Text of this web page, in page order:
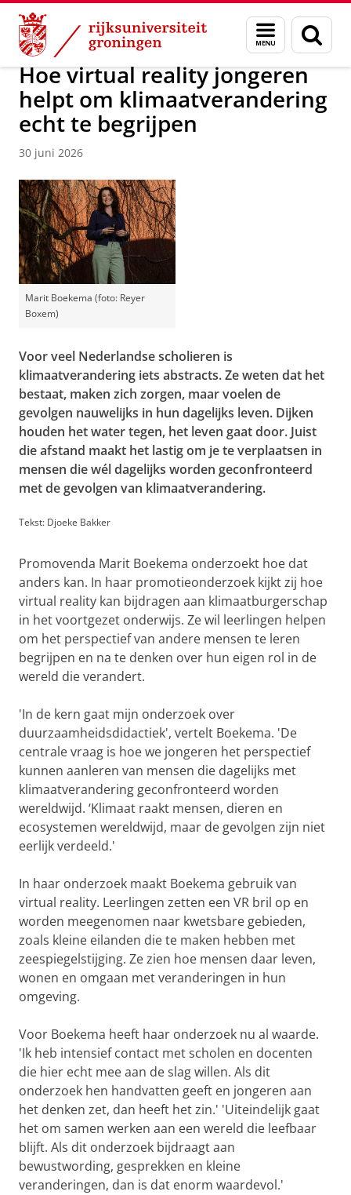
Skip
Content
Skip
Navigation
Menu
en
zoeken
Over ons Actueel Nieuws Nieuwsberichten
Hoe virtual reality jongeren
helpt om klimaatverandering
echt te begrijpen
30 juni 2026
Marit Boekema (foto: Reyer
Boxem)
Voor veel Nederlandse scholieren is
klimaatverandering iets abstracts. Ze weten dat het
bestaat, maken zich zorgen, maar voelen de
gevolgen nauwelijks in hun dagelijks leven. Dijken
houden het water tegen, het leven gaat door. Juist
die afstand maakt het lastig om je te verplaatsen in
mensen die wél dagelijks worden geconfronteerd
met de gevolgen van klimaatverandering.
Tekst: Djoeke Bakker
Promovenda Marit Boekema onderzoekt hoe dat
anders kan. In haar promotieonderzoek kijkt zij hoe
virtual reality kan bijdragen aan klimaatburgerschap
in het voortgezet onderwijs. Ze wil leerlingen helpen
om het perspectief van andere mensen te leren
begrijpen en na te denken over hun eigen rol in de
wereld die verandert.
'In de kern gaat mijn onderzoek over
duurzaamheidsdidactiek', vertelt Boekema. 'De
centrale vraag is hoe we jongeren het perspectief
kunnen aanleren van mensen die dagelijks met
klimaatverandering geconfronteerd worden
wereldwijd. ‘Klimaat raakt mensen, dieren en
ecosystemen wereldwijd, maar de gevolgen zijn niet
eerlijk verdeeld.'
In haar onderzoek maakt Boekema gebruik van
virtual reality. Leerlingen zetten een VR bril op en
worden meegenomen naar kwetsbare gebieden,
zoals kleine eilanden die te maken hebben met
zeespiegelstijging. Ze zien hoe mensen daar leven,
wonen en omgaan met veranderingen in hun
omgeving.
Voor Boekema heeft haar onderzoek nu al waarde.
'Ik heb intensief contact met scholen en docenten
die hier echt mee aan de slag willen. Als dit
onderzoek hen handvatten geeft en jongeren aan
het denken zet, dan heeft het zin.' 'Uiteindelijk gaat
het om samen werken aan een wereld die leefbaar
blijft. Als dit onderzoek bijdraagt aan
bewustwording, gesprekken en kleine
veranderingen, dan is dat enorm waardevol.'